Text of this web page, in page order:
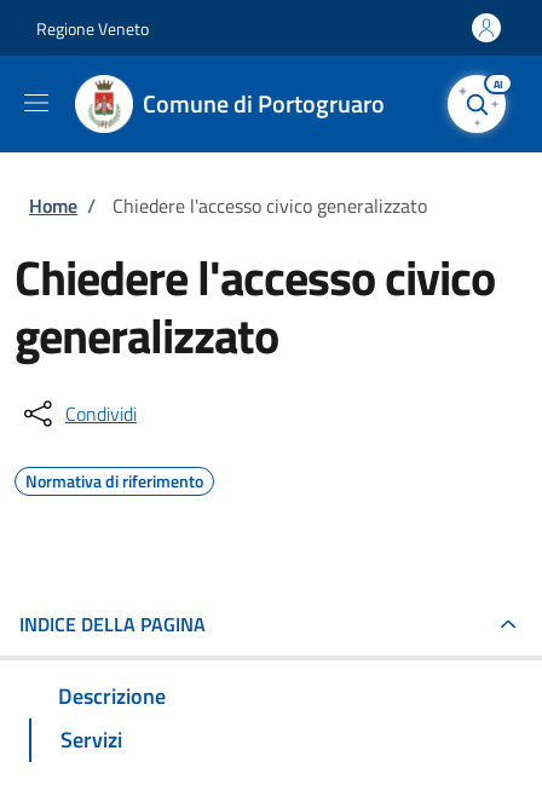
Regione Veneto
Comune di Portogruaro
AI
Briciole di pane
Home / Chiedere l'accesso civico generalizzato
Chiedere l'accesso civico
generalizzato
Condividi
Normativa di riferimento
INDICE DELLA PAGINA
Descrizione
Servizi